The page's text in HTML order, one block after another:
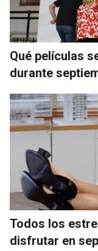
Qué películas
durante
Todos los
disfrutar en